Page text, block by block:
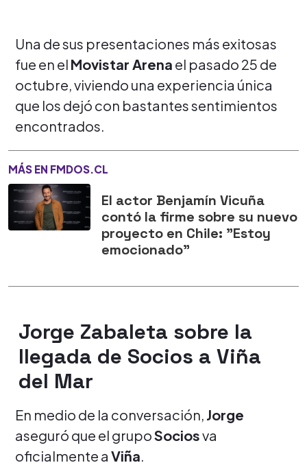
Una de sus presentaciones más exitosas
fue en el Movistar Arena el pasado 25 de
octubre, viviendo una experiencia única
que los dejó con bastantes sentimientos
encontrados.
MÁS EN FMDOS.CL
El actor Benjamín Vicuña
contó la firme sobre su nuevo
proyecto en Chile: "Estoy
emocionado"
Jorge Zabaleta sobre la
llegada de Socios a Viña
del Mar
En medio de la conversación, Jorge
aseguró que el grupoSociosva
oficialmente a Viña.